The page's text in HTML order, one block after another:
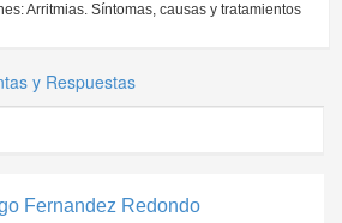
Arritmias. Síntomas, causas y tratamientos
y Respuestas
Fernandez Redondo